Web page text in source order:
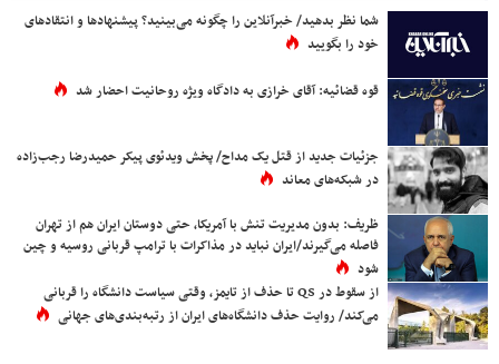
شما نظر بدهید/ خبرآنلاین را چگونه می‌بینید؟ پیشنهادها و انتقادهای
خود را بگویید
قوه قضائیه: آقای خرازی به دادگاه ویژه روحانیت احضار شد
جزئیات جدید از قتل یک مداح/ پخش ویدئوی پیکر حمیدرضا رجب‌زاده
در شبکه‌های معاند
ظریف: بدون مدیریت تنش با آمریکا، حتی دوستان ایران هم از تهران
فاصله می‌گیرند/ایران نباید در مذاکرات با ترامپ قربانی روسیه و چین
شود
از سقوط در QS تا حذف از تایمز، وقتی سیاست دانشگاه را قربانی
می‌کند/ روایت حذف دانشگاه‌های ایران از رتبه‌بندی‌های جهانی